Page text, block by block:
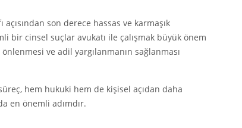
son derece hassas ve karmaşık
bir cinsel suçlar avukatı ile çalışmak büyük önem
ve adil yargılanmanın sağlanması
hem hukuki hem de kişisel açıdan daha
en önemli adımdır.